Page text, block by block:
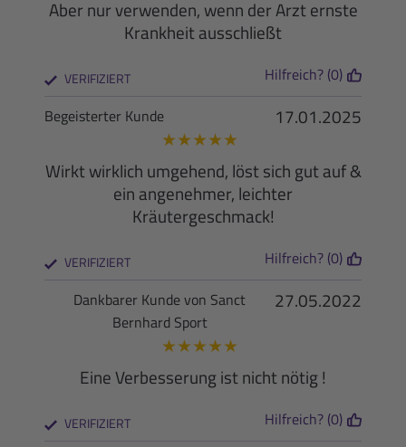
Aber nur verwenden, wenn der Arzt ernste
Krankheit ausschließt
VERIFIZIERT Hilfreich? (0)
17.01.2025
Begeisterter Kunde
★★★★★
Wirkt wirklich umgehend, löst sich gut auf &
ein angenehmer, leichter
Kräutergeschmack!
VERIFIZIERT Hilfreich? (0)
27.05.2022
Dankbarer Kunde von Sanct
Bernhard Sport
★★★★★
Eine Verbesserung ist nicht nötig !
VERIFIZIERT Hilfreich? (0)